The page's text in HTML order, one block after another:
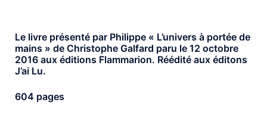
Le livre présenté par Philippe « L’univers à portée de
mains » de Christophe Galfard paru le 12 octobre
2016 aux éditions Flammarion. Réédité aux éditons
J’ai Lu.
604 pages